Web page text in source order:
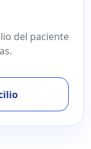
del paciente